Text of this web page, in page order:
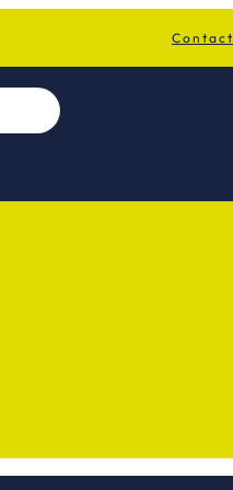
Contact